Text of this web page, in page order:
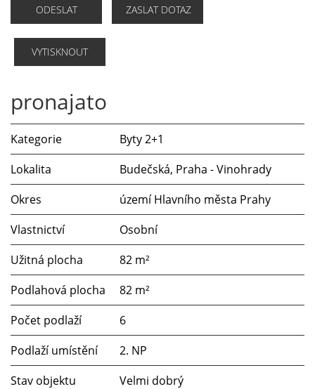
ODESLAT ZASLAT DOTAZ
VYTISKNOUT
pronajato
Kategorie
Byty 2+1
Lokalita
Budečská, Praha - Vinohrady
Okres
území Hlavního města Prahy
Vlastnictví
Osobní
Užitná plocha
82 m²
Podlahová plocha
82 m²
Počet podlaží
6
Podlaží umístění
2. NP
Stav objektu
Velmi dobrý